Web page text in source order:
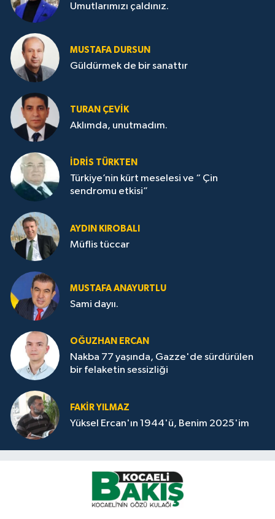
Umutlarımızı çaldınız.
MUSTAFA DURSUN
Güldürmek de bir sanattır
TURAN ÇEVİK
Aklımda, unutmadım.
İDRİS TÜRKTEN
Türkiye’nin kürt meselesi ve “ Çin
sendromu etkisi”
AYDIN KIROBALI
Müflis tüccar
MUSTAFA ANAYURTLU
Sami dayıı.
OĞUZHAN ERCAN
Nakba 77 yaşında, Gazze'de sürdürülen
bir felaketin sessizliği
FAKİR YILMAZ
Yüksel Ercan'ın 1944'ü, Benim 2025'im